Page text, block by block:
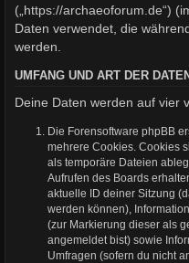
(„https://archaeoforum.de“)
Daten verwendet, die
werden.
UMFANG UND ART DER
Deine Daten werden auf vier
Die Forensoftware phpBB
mehrere Cookies. Cookies
als temporäre Dateien
Aufrufen des Boards
aktuelle ID deiner Sitzung
werden können),
(zur Markierung dieser als
angemeldet bist) sowie
Umfragen (sofern du nicht